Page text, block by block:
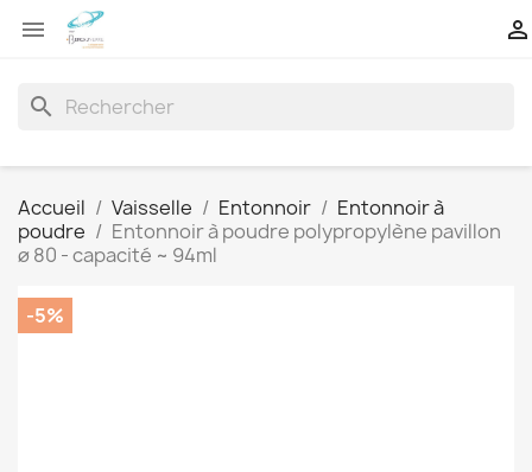
 
search
Accueil Vaisselle Entonnoir
Entonnoir à
poudre
Entonnoir à poudre polypropylène pavillon
ø 80 - capacité ~ 94ml
-5%